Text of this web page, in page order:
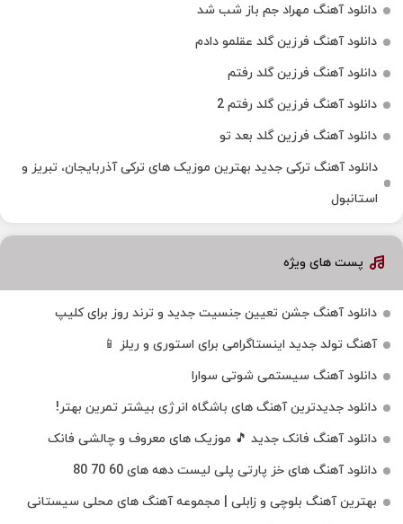
دانلود آهنگ مهراد جم باز شب شد
دانلود آهنگ فرزین گلد عقلمو دادم
دانلود آهنگ فرزین گلد رفتم
دانلود آهنگ فرزین گلد رفتم 2
دانلود آهنگ فرزین گلد بعد تو
دانلود آهنگ ترکی جدید بهترین موزیک‌ های ترکی آذربایجان، تبریز و
استانبول
پست های ویژه
دانلود آهنگ جشن تعیین جنسیت جدید و ترند روز برای کلیپ
آهنگ تولد جدید اینستاگرامی برای استوری و ریلز 📱
دانلود آهنگ سیستمی شوتی سوارا
دانلود جدیدترین آهنگ‌ های باشگاه انرژی بیشتر تمرین بهتر!
دانلود آهنگ فانک جدید 🎵 موزیک‌ های معروف و چالشی فانک
دانلود آهنگ های خز پارتی پلی لیست دهه های 60 70 80
بهترین آهنگ بلوچی و زابلی | مجموعه آهنگ‌ های محلی سیستانی